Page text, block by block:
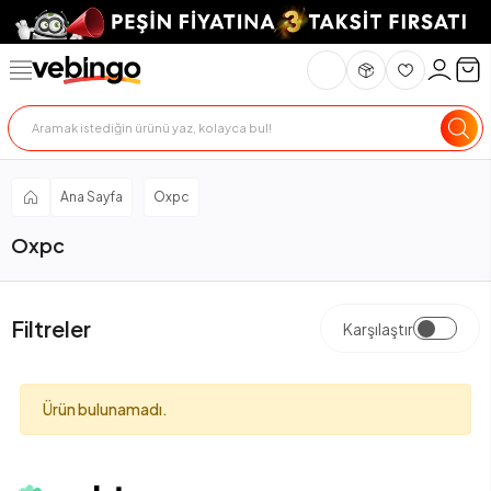
Ana Sayfa Oxpc
Oxpc
Filtreler Karşılaştır
Ürün bulunamadı.